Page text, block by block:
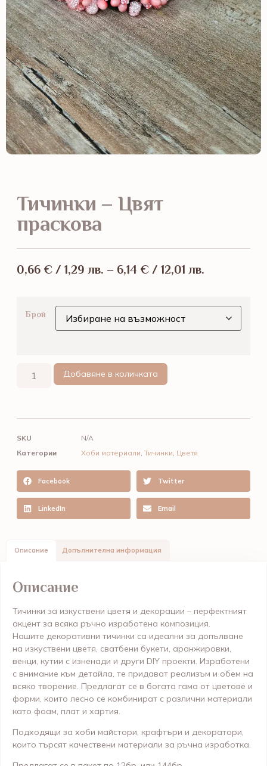
Тичинки – Цвят
праскова
0,66 € / 1,29 лв. – 6,14 € / 12,01 лв.
Брой
Добавяне в количката
SKU
N/A
Категории
Хоби материали, Тичинки, Цветя
Facebook Twitter
LinkedIn Email
Описание Допълнителна информация
Описание
Тичинки за изкуствени цветя и декорации – перфектният
акцент за всяка ръчно изработена композиция.
Нашите декоративни тичинки са идеални за допълване
на изкуствени цветя, сватбени букети, аранжировки,
венци, кутии с изненади и други DIY проекти. Изработени
с внимание към детайла, те придават реализъм и обем на
всяко творение. Предлагат се в богата гама от цветове и
форми, които лесно се комбинират с различни материали
като фоам, плат и хартия.
Подходящи за хоби майстори, крафтъри и декоратори,
които търсят качествени материали за ръчна изработка.